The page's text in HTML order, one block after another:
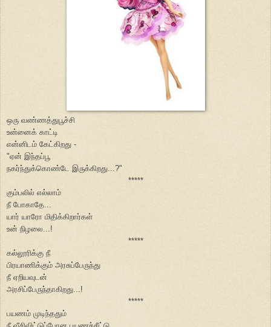
ஒரு வண்ணத்துபூச்சி
உன்னைக் காட்டி
என்னிடம் கேட்கிறது -
"ஏன் இந்தப்பூ
நகர்ந்துக்கொண்டே இருக்கிறது...?"
*****
கும்பலில் எல்லாம்
நீ போகாதே...
யார் யாரோ மிதிக்கிறார்கள்
உன் நிழலை...!
*****
கல்லூரிக்கு நீ
பிரயாணிக்கும் அரசுப்பேருந்து
நீ ஏறியவுடன்
அரசிப்பேருந்தாகிறது...!
*****
பயணம் முடிந்ததும்